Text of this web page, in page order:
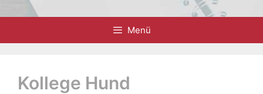
Menü
Kollege Hund